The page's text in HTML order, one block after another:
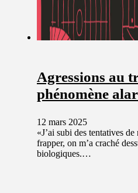
Agressions au
phénomène
12 mars 2025
«J’ai subi des tentatives
frapper, on m’a craché
biologiques.…